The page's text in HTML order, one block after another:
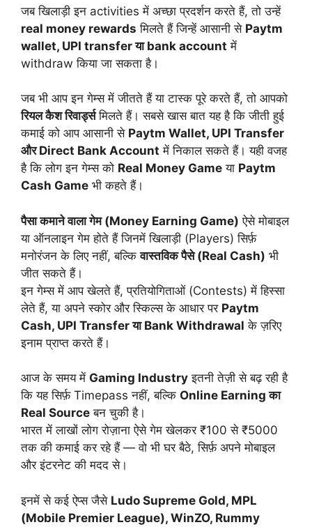
जब खिलाड़ी इन activities में अच्छा प्रदर्शन करते हैं, तो उन्हें
real money rewards मिलते हैं जिन्हें आसानी से Paytm
wallet, UPI transfer या bank account में
withdraw किया जा सकता है।
जब भी आप इन गेम्स में जीतते हैं या टास्क पूरे करते हैं, तो आपको
रियल कैश रिवार्ड्समिलते हैं। सबसे खास बात यह है कि जीती हुई
कमाई को आप आसानी से Paytm Wallet, UPI Transfer
और Direct Bank Account में निकाल सकते हैं। यही वजह
है कि लोग इन गेम्स को Real Money Game या Paytm
Cash Game भी कहते हैं।
पैसा कमाने वाला गेम (Money Earning Game) ऐसे मोबाइल
या ऑनलाइन गेम होते हैं जिनमें खिलाड़ी (Players) सिर्फ़
मनोरंजन के लिए नहीं, बल्किवास्तविक पैसे (Real Cash) भी
जीत सकते हैं।
इन गेम्स में आप खेलते हैं, प्रतियोगिताओं (Contests) में हिस्सा
लेते हैं, या अपने स्कोर और स्किल्स के आधार पर Paytm
Cash, UPI Transfer या Bank Withdrawal के ज़रिए
इनाम प्राप्त करते हैं।
आज के समय में Gaming Industry इतनी तेज़ी से बढ़ रही है
कि यह सिर्फ़ Timepass नहीं, बल्कि Online Earning का
Real Source बन चुकी है।
भारत में लाखों लोग रोज़ाना ऐसे गेम खेलकर ₹100 से ₹5000
तक की कमाई कर रहे हैं — वो भी घर बैठे, सिर्फ़ अपने मोबाइल
और इंटरनेट की मदद से।
इनमें से कई ऐप्स जैसे Ludo Supreme Gold, MPL
(Mobile Premier League), WinZO, Rummy